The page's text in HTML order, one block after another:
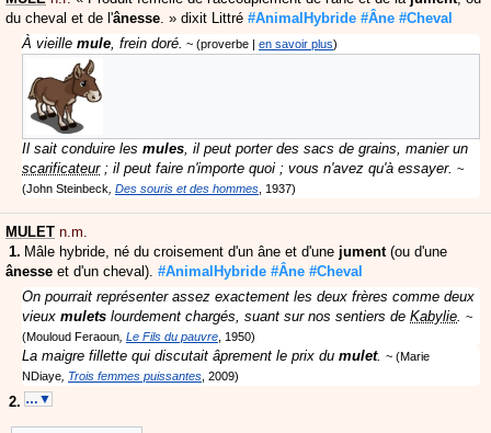
du cheval et de l'ânesse. » dixit Littré #AnimalHybride #Âne #Cheval
À vieille mule, frein doré. proverbe en savoir plus
Il sait conduire les mules, il peut porter des sacs de grains, manier un
scarificateur; il peut faire n'importe quoi ; vous n'avez qu'à essayer.
John Steinbeck Des souris et des hommes 1937
MULET n.m.
Mâle hybride, né du croisement d'un âne et d'une jument(ou d'une
ânesse et d'un cheval). #AnimalHybride #Âne #Cheval
On pourrait représenter assez exactement les deux frères comme deux
vieux mulets lourdement chargés, suant sur nos sentiers de Kabylie.
Mouloud Feraoun Le Fils du pauvre 1950
La maigre fillette qui discutait âprement le prix du mulet.
Marie
NDiaye Trois femmes puissantes 2009
…▼